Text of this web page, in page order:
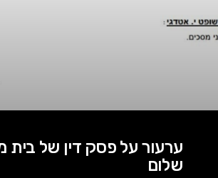
ערעור על פסק דין של
שלום